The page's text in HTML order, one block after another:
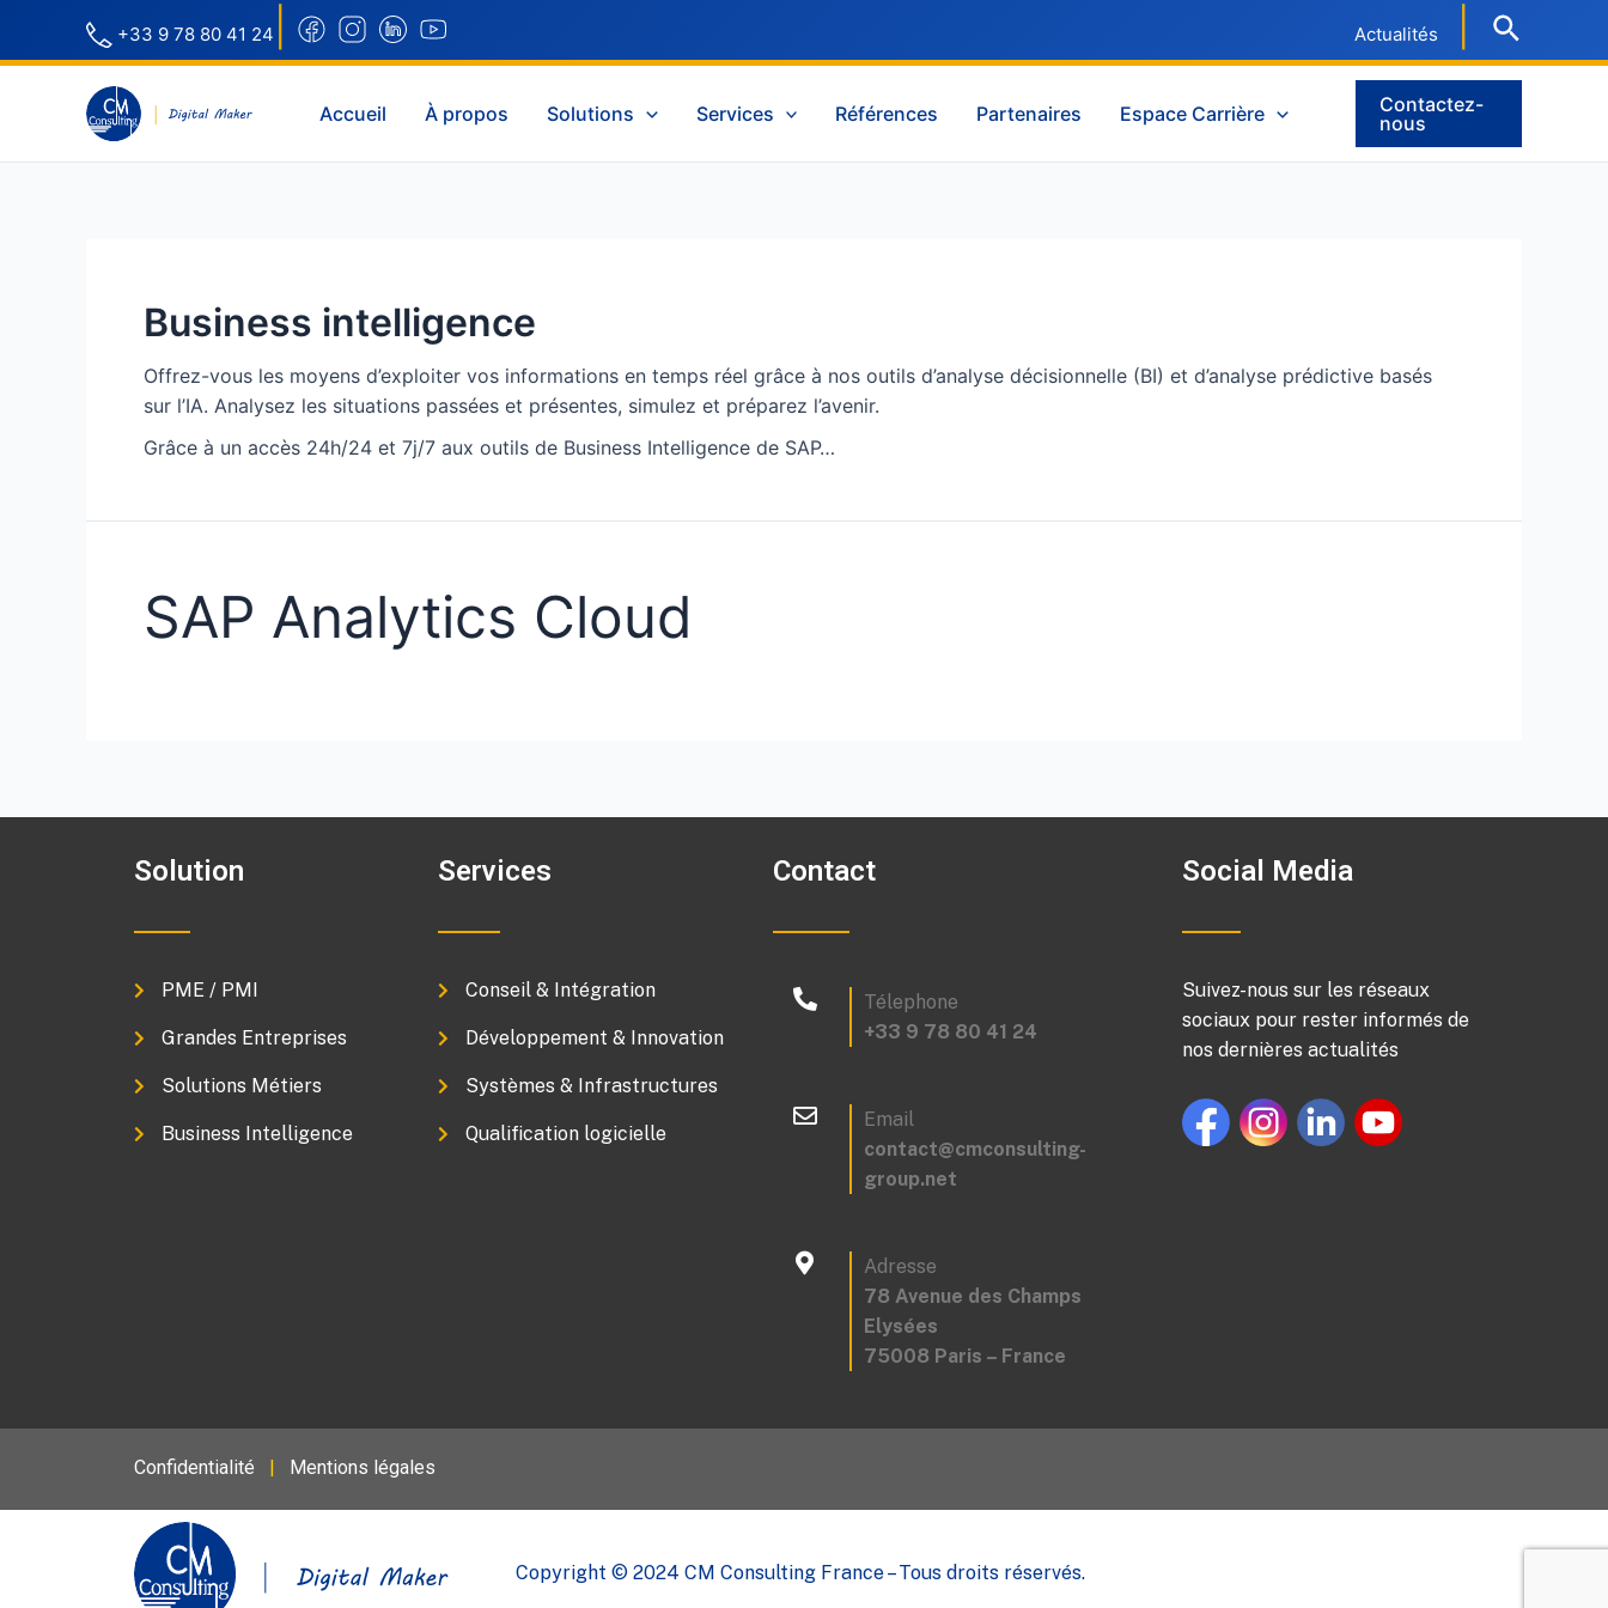
+33 9 78 80 41 24 Actualités
Accueil À propos Solutions Services Références Partenaires Espace Carrière
Contactez-
nous
Business intelligence
Offrez-vous les moyens d’exploiter vos informations en temps réel grâce à nos outils d’analyse décisionnelle (BI) et d’analyse prédictive basés
sur l’IA. Analysez les situations passées et présentes, simulez et préparez l’avenir.
Grâce à un accès 24h/24 et 7j/7 aux outils de Business Intelligence de SAP…
SAP Analytics Cloud
Solution
PME / PMI
Grandes Entreprises
Solutions Métiers
Business Intelligence
Services
Conseil & Intégration
Développement & Innovation
Systèmes & Infrastructures
Qualification logicielle
Contact
Télephone
+33 9 78 80 41 24
Email
contact@cmconsulting-
group.net
Adresse
78 Avenue des Champs
Elysées
75008 Paris – France
Social Media
Suivez-nous sur les réseaux
sociaux pour rester informés de
nos dernières actualités
Confidentialité Mentions légales
Copyright © 2024 CM Consulting France – Tous droits réservés.